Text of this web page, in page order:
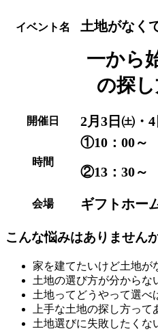
イベント名 土地がなく
一から
の探
開催日 2月3日㈯・
時間
①10：00～
②13：30～
会場 ギフトホー
こんな悩みはありません
家を建てたいけど土地が
土地の選び方が分からな
土地ってどうやって選べ
上手な土地の探し方って
土地選びに失敗したくな